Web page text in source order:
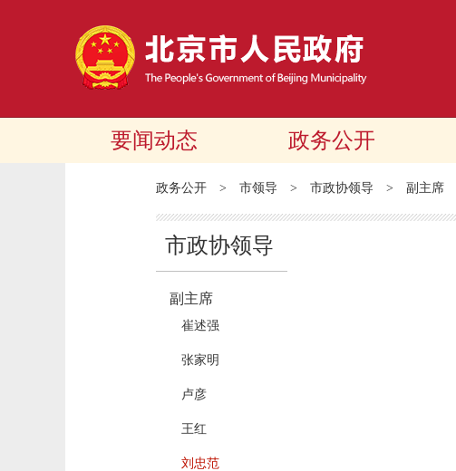
要闻动态 政务公开
政务公开 > 市领导 > 市政协领导 > 副主席
市政协领导
副主席
崔述强
张家明
卢彦
王红
刘忠范